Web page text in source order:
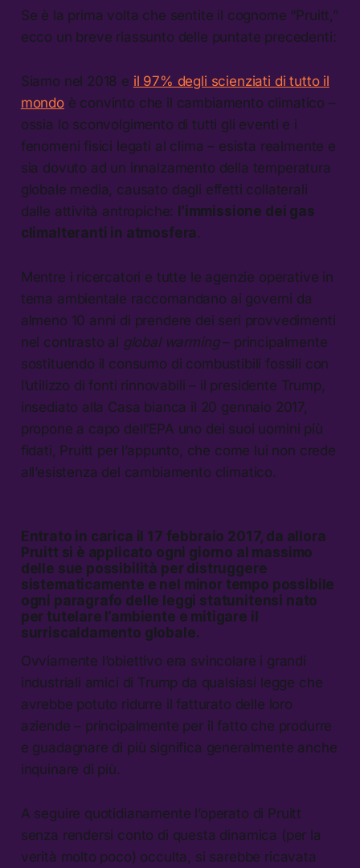
Se è la prima volta che sentite il cognome “Pruitt,”
ecco un breve riassunto delle puntate precedenti:
Siamo nel 2018 e il 97% degli scienziati di tutto il
mondoè convinto che il cambiamento climatico –
ossia lo sconvolgimento di tutti gli eventi e i
fenomeni fisici legati al clima – esista realmente e
sia dovuto ad un innalzamento della temperatura
globale media, causato dagli effetti collaterali
dalle attività antropiche: l’immissione dei gas
climalteranti in atmosfera.
Mentre i ricercatori e tutte le agenzie operative in
tema ambientale raccomandano ai governi da
almeno 10 anni di prendere dei seri provvedimenti
nel contrasto al global warming– principalmente
sostituendo il consumo di combustibili fossili con
l’utilizzo di fonti rinnovabili – il presidente Trump,
insediato alla Casa bianca il 20 gennaio 2017,
propone a capo dell’EPA uno dei suoi uomini più
fidati, Pruitt per l’appunto, che come lui non crede
all’esistenza del cambiamento climatico.
Entrato in carica il 17 febbraio 2017, da allora
Pruitt si è applicato ogni giorno al massimo
delle sue possibilità per distruggere
sistematicamente e nel minor tempo possibile
ogni paragrafo delle leggi statunitensi nato
per tutelare l’ambiente e mitigare il
surriscaldamento globale.
Ovviamente l’obiettivo era svincolare i grandi
industriali amici di Trump da qualsiasi legge che
avrebbe potuto ridurre il fatturato delle loro
aziende – principalmente per il fatto che produrre
e guadagnare di più significa generalmente anche
inquinare di più.
A seguire quotidianamente l’operato di Pruitt
senza rendersi conto di questa dinamica (per la
verità molto poco) occulta, si sarebbe ricavata